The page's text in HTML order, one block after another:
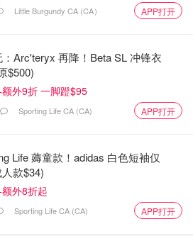
空探索与卫星通信公司SpaceX、
掘公司The Boring Company、脑
还在白宫椭圆形办公室里“称兄道
部门”的“毕业送别仪式”互相吹捧
Little Burgundy CA (CA） APP打开
Arc'teryx 再降！Beta SL 冲锋衣
$500)
外9折 一脚蹬$95
Sporting Life CA (CA) APP打开
Life 薅童款！adidas 白色短袖仅
款$34)
外8折起
Sporting Life CA (CA) APP打开